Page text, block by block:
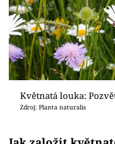
Květnatá louka:
Zdroj: Planta naturalis